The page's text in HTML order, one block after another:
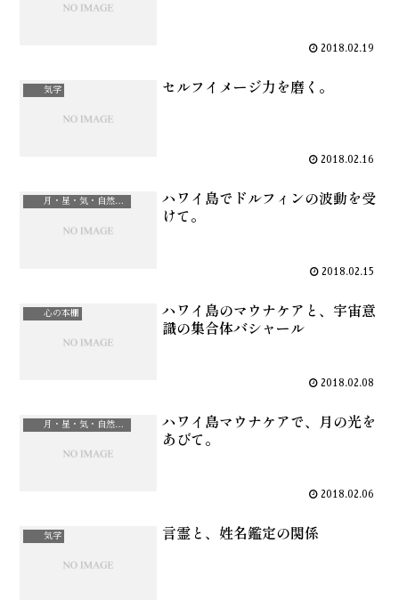
2018.02.19
気学 セルフイメージ力を磨く。
2018.02.16
月・星・気・自然治癒力
ハワイ島でドルフィンの波動を受
けて。
2018.02.15
心の本棚
ハワイ島のマウナケアと、宇宙意
識の集合体バシャール
2018.02.08
月・星・気・自然治癒力
ハワイ島マウナケアで、月の光を
あびて。
2018.02.06
気学 言霊と、姓名鑑定の関係